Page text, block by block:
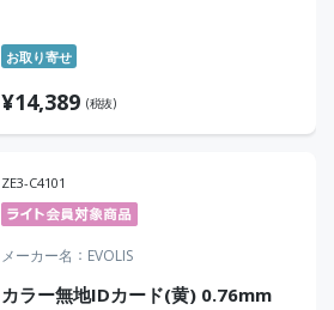
お取り寄せ
¥14,389 (税抜)
ZE3-C4101
メーカー名 EVOLIS
カラー無地IDカード(黄) 0.76mm